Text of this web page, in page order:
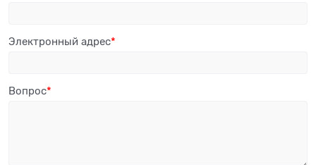
Электронный адрес
Вопрос